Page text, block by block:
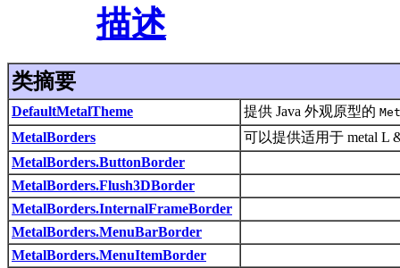
描述
类摘要
DefaultMetalTheme 提供 Java 外观原型的
MetalBorders
可以提供适用于 metal L
MetalBorders.ButtonBorder
MetalBorders.Flush3DBorder
MetalBorders.InternalFrameBorder
MetalBorders.MenuBarBorder
MetalBorders.MenuItemBorder